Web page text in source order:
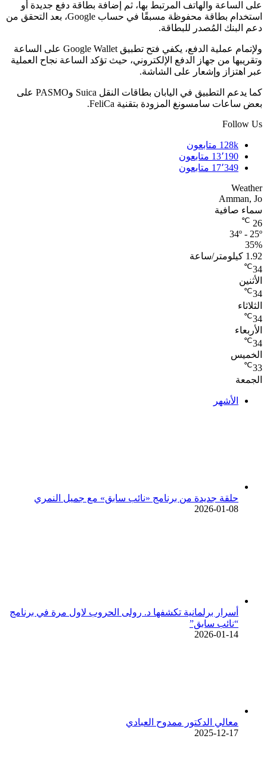
على الساعة والهاتف المرتبط بها، ثم إضافة بطاقة دفع جديدة أو
استخدام بطاقة محفوظة مسبقًا في حساب Google، بعد التحقق من
دعم البنك المُصدر للبطاقة.
ولإتمام عملية الدفع، يكفي فتح تطبيق Google Wallet على الساعة
وتقريبها من جهاز الدفع الإلكتروني، حيث تؤكد الساعة نجاح العملية
عبر اهتزاز وإشعار على الشاشة.
كما يدعم التطبيق في اليابان بطاقات النقل Suica وPASMO على
بعض ساعات سامسونغ المزودة بتقنية FeliCa.
Follow Us
128k متابعون
13٬190 متابعون
17٬349 متابعون
Weather
Amman, Jo
سماء صافية
26
℃
34º - 25º
35%
1.92 كيلومتر/ساعة
34
℃
الأثنين
34
℃
الثلاثاء
34
℃
الأربعاء
34
℃
الخميس
33
℃
الجمعة
الأشهر
حلقة جديدة من برنامج «نائب سابق» مع جميل النمري
2026-01-08
أسرار برلمانية تكشفها د. رولى الحروب لاول مرة في برنامج
“نائب سابق”
2026-01-14
معالي الدكتور ممدوح العبادي
2025-12-17